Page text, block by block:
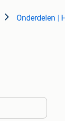
Onderdelen |